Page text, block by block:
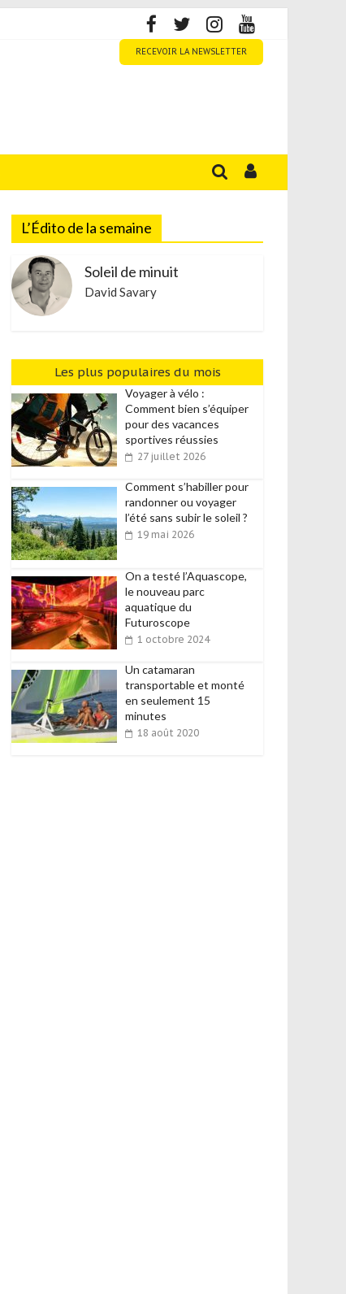
RECEVOIR LA NEWSLETTER
L’Édito de la semaine
Soleil de minuit
David Savary
Les plus populaires du mois
Voyager à vélo :
Comment bien s’équiper
pour des vacances
sportives réussies
27 juillet 2026
Comment s’habiller pour
randonner ou voyager
l’été sans subir le soleil ?
19 mai 2026
On a testé l’Aquascope,
le nouveau parc
aquatique du
Futuroscope
1 octobre 2024
Un catamaran
transportable et monté
en seulement 15
minutes
18 août 2020